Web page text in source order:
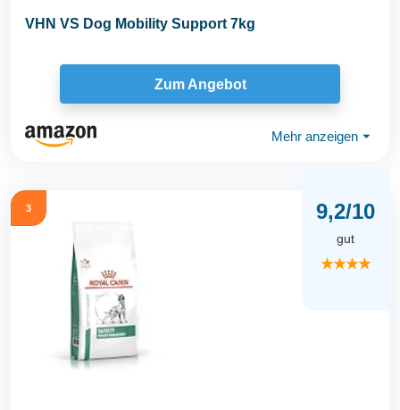
VHN VS Dog Mobility Support 7kg
Zum Angebot
Mehr anzeigen ⏷
3 9,2/10
gut
★★★★